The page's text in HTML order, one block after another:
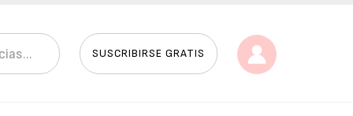
SUSCRIBIRSE GRATIS